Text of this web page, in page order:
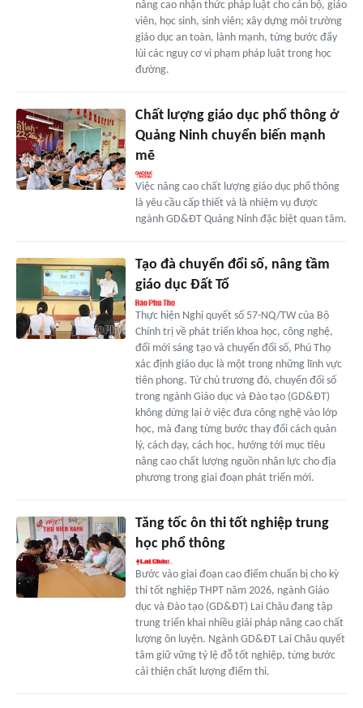
nâng cao nhận thức pháp luật cho cán bộ, giáo
viên, học sinh, sinh viên; xây dựng môi trường
giáo dục an toàn, lành mạnh, từng bước đẩy
lùi các nguy cơ vi phạm pháp luật trong học
đường.
Chất lượng giáo dục phổ thông ở
Quảng Ninh chuyển biến mạnh
mẽ
Việc nâng cao chất lượng giáo dục phổ thông
là yêu cầu cấp thiết và là nhiệm vụ được
ngành GD&ĐT Quảng Ninh đặc biệt quan tâm.
Tạo đà chuyển đổi số, nâng tầm
giáo dục Đất Tổ
Thực hiện Nghị quyết số 57-NQ/TW của Bộ
Chính trị về phát triển khoa học, công nghệ,
đổi mới sáng tạo và chuyển đổi số, Phú Thọ
xác định giáo dục là một trong những lĩnh vực
tiên phong. Từ chủ trương đó, chuyển đổi số
trong ngành Giáo dục và Đào tạo (GD&ĐT)
không dừng lại ở việc đưa công nghệ vào lớp
học, mà đang từng bước thay đổi cách quản
lý, cách dạy, cách học, hướng tới mục tiêu
nâng cao chất lượng nguồn nhân lực cho địa
phương trong giai đoạn phát triển mới.
Tăng tốc ôn thi tốt nghiệp trung
học phổ thông
Bước vào giai đoạn cao điểm chuẩn bị cho kỳ
thi tốt nghiệp THPT năm 2026, ngành Giáo
dục và Đào tạo (GD&ĐT) Lai Châu đang tập
trung triển khai nhiều giải pháp nâng cao chất
lượng ôn luyện. Ngành GD&ĐT Lai Châu quyết
tâm giữ vững tỷ lệ đỗ tốt nghiệp, từng bước
cải thiện chất lượng điểm thi.